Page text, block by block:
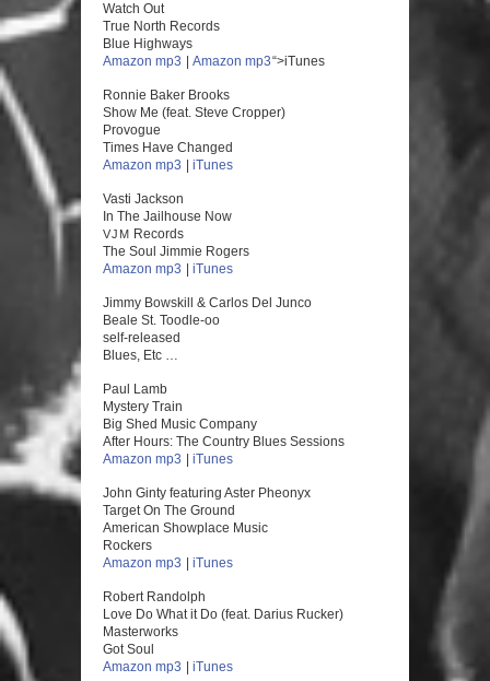
Watch Out
True North Records
Blue Highways
Amazon mp3
Amazon mp3“>iTunes
Ronnie Baker Brooks
Show Me (feat. Steve Cropper)
Provogue
Times Have Changed
Amazon mp3
iTunes
Vasti Jackson
In The Jailhouse Now
VJM Records
The Soul Jimmie Rogers
Amazon mp3
iTunes
Jimmy Bowskill & Carlos Del Junco
Beale St. Toodle-oo
self-released
Blues, Etc …
Paul Lamb
Mystery Train
Big Shed Music Company
After Hours: The Country Blues Sessions
Amazon mp3
iTunes
John Ginty featuring Aster Pheonyx
Target On The Ground
American Showplace Music
Rockers
Amazon mp3
iTunes
Robert Randolph
Love Do What it Do (feat. Darius Rucker)
Masterworks
Got Soul
Amazon mp3
iTunes